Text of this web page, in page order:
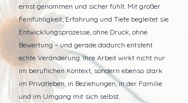
ernst genommen und sicher fühlt. Mit großer
Feinfühligkeit, Erfahrung und Tiefe begleitet sie
Entwicklungsprozesse, ohne Druck, ohne
Bewertung – und gerade dadurch entsteht
echte Veränderung. Ihre Arbeit wirkt nicht nur
im beruflichen Kontext, sondern ebenso stark
im Privatleben, in Beziehungen, in der Familie
und im Umgang mit sich selbst.​​